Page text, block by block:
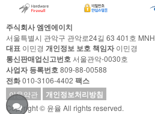
주식회사 엠엔에이치
서울특별시 관악구 관악로24길 63 401호 MNH
대표 이민경 개인정보 보호 책임자이민경
통신판매업신고번호 서울관악-0030호
사업자 등록번호809-88-00588
전화010-3106-4402 팩스
이용약관 개인정보처리방침
Copyright © 윤율 All rights reserved.